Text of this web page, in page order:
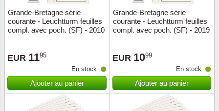
Grande-Bretagne série
courante - Leuchtturm feuilles
compl. avec poch. (SF) - 2010
EUR 1195
En stock
Ajouter au panier
Grande-Bretagne série
courante - Leuchtturm feuilles
compl. avec poch. (SF) - 2019
EUR 1099
En stock
Ajouter au panier